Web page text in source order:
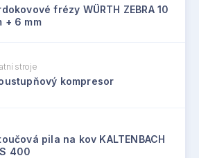
frézy WÜRTH ZEBRA 10
+ 6 mm
stroje
kompresor
pila na kov KALTENBACH
400